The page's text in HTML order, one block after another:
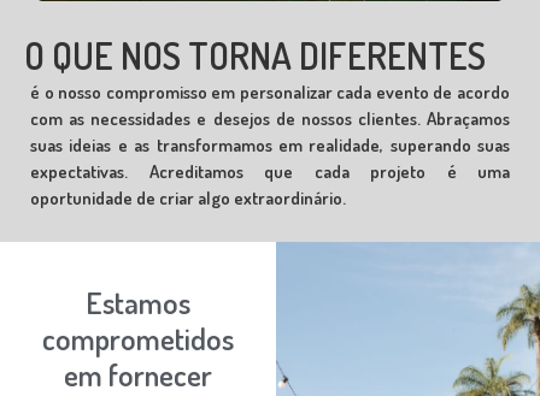
O QUE NOS TORNA DIFERENTES
é o nosso compromisso em personalizar cada evento de acordo
com as necessidades e desejos de nossos clientes. Abraçamos
suas ideias e as transformamos em realidade, superando suas
expectativas. Acreditamos que cada projeto é uma
oportunidade de criar algo extraordinário.
Estamos
comprometidos
em fornecer